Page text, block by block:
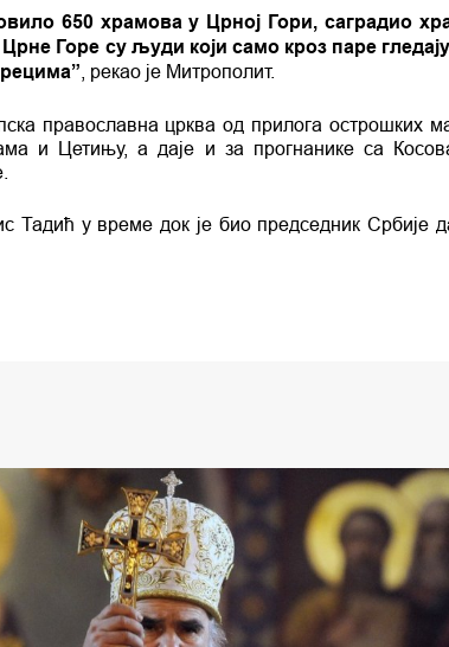
650 храмова у Црној Гори, саградио
Горе су људи који само кроз паре
, рекао је Митрополит.
православна црква од прилога острошких
и Цетињу, а даје и за прогнанике са
Тадић у време док је био председник Србије